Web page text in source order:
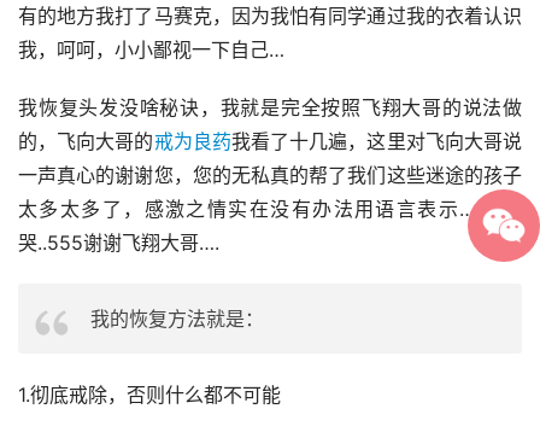
有的地方我打了马赛克，因为我怕有同学通过我的衣着认识
我，呵呵，小小鄙视一下自己…
我恢复头发没啥秘诀，我就是完全按照飞翔大哥的说法做
的，飞向大哥的戒为良药我看了十几遍，这里对飞向大哥说
一声真心的谢谢您，您的无私真的帮了我们这些迷途的孩子
太多太多了，感激之情实在没有办法用语言表示….很想
哭..555谢谢飞翔大哥….
我的恢复方法就是：
1.彻底戒除，否则什么都不可能